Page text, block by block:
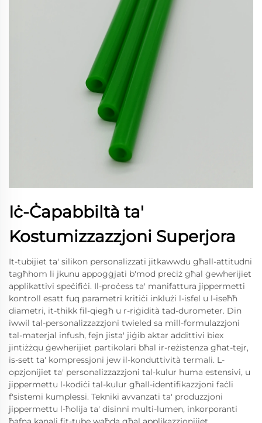
Iċ-Ċapabbiltà ta'
Kostumizzazzjoni Superjora
It-tubijiet ta' silikon personalizzati jitkawwdu għall-attitudni
tagħhom li jkunu appoġġjati b'mod preċiż għal ġewherijiet
applikattivi speċifiċi. Il-proċess ta' manifattura jippermetti
kontroll esatt fuq parametri kritiċi inklużi l-isfel u l-iseħħ
diametri, it-thikk fil-qiegħ u r-riġidità tad-durometer. Din
iwwil tal-personalizzazzjoni twieled sa mill-formulazzjoni
tal-materjal infush, fejn jista' jiġib aktar addittivi biex
jintiżżqu ġewherijiet partikolari bħal ir-reżistenza għat-tejr,
is-sett ta' kompressjoni jew il-konduttività termali. L-
opzjonijiet ta' personalizzazzjoni tal-kulur huma estensivi, u
jippermettu l-kodiċi tal-kulur għall-identifikazzjoni faċli
f'sistemi kumplessi. Tekniki avvanzati ta' produzzjoni
jippermettu l-ħolija ta' disinni multi-lumen, inkorporanti